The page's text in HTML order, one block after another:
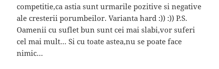
competitie,ca astia sunt urmarile pozitive si negative
ale cresterii porumbeilor. Varianta hard :)) :)) P.S.
Oamenii cu suflet bun sunt cei mai slabi,vor suferi
cel mai mult… Si cu toate astea,nu se poate face
nimic…